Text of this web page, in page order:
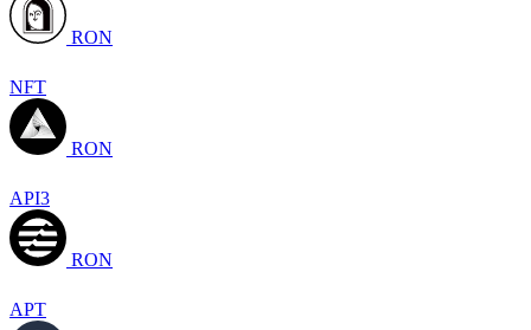
RON
NFT
RON
API3
RON
APT